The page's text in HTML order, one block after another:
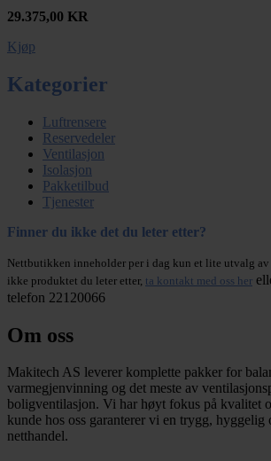
29.375,00 KR
Kjøp
Kategorier
Luftrensere
Reservedeler
Ventilasjon
Isolasjon
Pakketilbud
Tjenester
Finner du ikke det du leter etter?
Nettbutikken inneholder per i dag kun et lite utvalg
ikke produktet du leter etter, ta kontakt med oss her
telefon 22120066
Om oss
Makitech AS leverer komplette pakker for
varmegjenvinning og det meste av
boligventilasjon. Vi har høyt fokus på kvalitet
kunde hos oss garanterer vi en trygg, hyggelig
netthandel.